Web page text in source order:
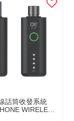
話筒收發系統
WIRELESS